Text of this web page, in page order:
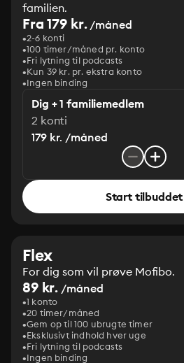
familien.
Fra 179 kr./måned
2-6 konti
100 timer/måned pr. konto
Fri lytning til podcasts
Kun 39 kr. pr. ekstra konto
Ingen binding
Dig + 1 familiemedlem
2 konti
179 kr. /måned
Start tilbuddet
Flex
For dig som vil prøve Mofibo.
89 kr. /måned
1 konto
20 timer/måned
Gem op til 100 ubrugte timer
Eksklusivt indhold hver uge
Fri lytning til podcasts
Ingen binding